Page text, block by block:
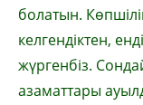
болатын.
келгендіктен,
жүргенбіз.
азаматтары